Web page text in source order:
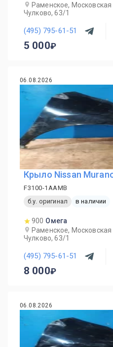
Раменское, Московская
Чулково, 63/1
(495) 795-61-51
5 000
06.08.2026
Крыло Nissan
F3100-1AAMB
б.у. оригинал
в наличии
900 Омега
Раменское, Московская
Чулково, 63/1
(495) 795-61-51
8 000
06.08.2026